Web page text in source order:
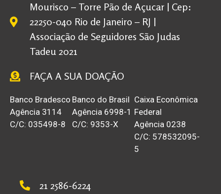
Mourisco – Torre Pão de Açucar | Cep:
22250-040 Rio de Janeiro – RJ |
Associação de Seguidores São Judas
Tadeu 2021
FAÇA A SUA DOAÇÃO
Banco Bradesco
Agência 3114
C/C: 035498-8
Banco do Brasil
Agência 6998-1
C/C: 9353-X
Caixa Econômica
Federal
Agência 0238
C/C: 578532095-
5
21 2586-6224